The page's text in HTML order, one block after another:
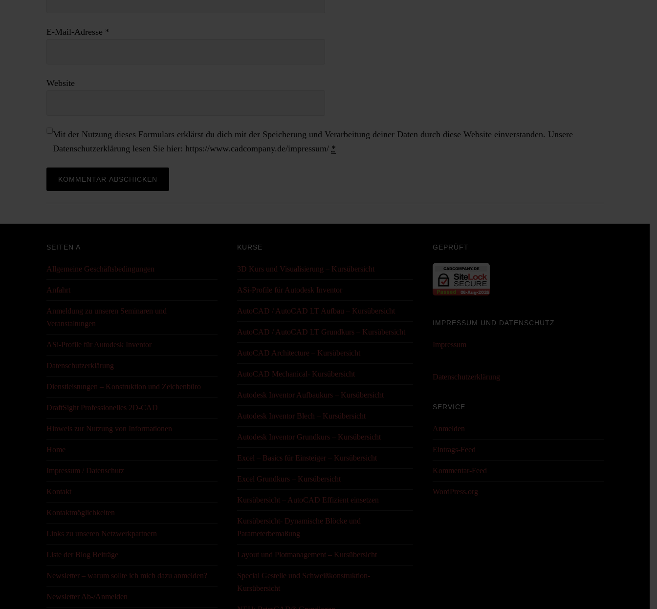
E-Mail-Adresse *
Website
Mit der Nutzung dieses Formulars erklärst du dich mit der Speicherung und Verarbeitung deiner Daten durch diese Website einverstanden. Unsere
Datenschutzerklärung lesen Sie hier: https://www.cadcompany.de/impressum/ *
SEITEN A
Allgemeine Geschäftsbedingungen
Anfahrt
Anmeldung zu unseren Seminaren und
Veranstaltungen
ASi-Profile für Autodesk Inventor
Datenschutzerklärung
Dienstleistungen – Konstruktion und Zeichenbüro
DraftSight Professionelles 2D-CAD
Hinweis zur Nutzung von Informationen
Home
Impressum / Datenschutz
Kontakt
Kontaktmöglichkeiten
Links zu unseren Netzwerkpartnern
Liste der Blog Beiträge
Newsletter – warum sollte ich mich dazu anmelden?
Newsletter Ab-/Anmelden
KURSE
3D Kurs und Visualisierung – Kursübersicht
ASi-Profile für Autodesk Inventor
AutoCAD / AutoCAD LT Aufbau – Kursübersicht
AutoCAD / AutoCAD LT Grundkurs – Kursübersicht
AutoCAD Architecture – Kursübersicht
AutoCAD Mechanical- Kursübersicht
Autodesk Inventor Aufbaukurs – Kursübersicht
Autodesk Inventor Blech – Kursübersicht
Autodesk Inventor Grundkurs – Kursübersicht
Excel – Basics für Einsteiger – Kursübersicht
Excel Grundkurs – Kursübersicht
Kursübersicht – AutoCAD Effizient einsetzen
Kursübersicht- Dynamische Blöcke und
Parameterbemaßung
Layout und Plotmanagement – Kursübersicht
Special Gestelle und Schweißkonstruktion-
Kursübersicht
GEPRÜFT
IMPRESSUM UND DATENSCHUTZ
Impressum
Datenschutzerklärung
SERVICE
Anmelden
Eintrags-Feed
Kommentar-Feed
WordPress.org